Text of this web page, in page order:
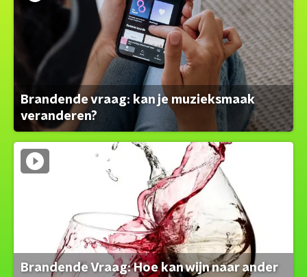
Brandende vraag: kan je muzieksmaak
veranderen?
Brandende Vraag: Hoe kan wijn naar ander